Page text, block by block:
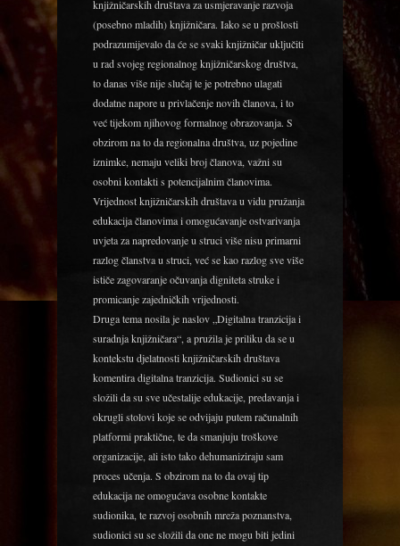
knjižničarskih društava za usmjeravanje razvoja
(posebno mladih) knjižničara. Iako se u prošlosti
podrazumijevalo da će se svaki knjižničar uključiti
u rad svojeg regionalnog knjižničarskog društva,
to danas više nije slučaj te je potrebno ulagati
dodatne napore u privlačenje novih članova, i to
već tijekom njihovog formalnog obrazovanja. S
obzirom na to da regionalna društva, uz pojedine
iznimke, nemaju veliki broj članova, važni su
osobni kontakti s potencijalnim članovima.
Vrijednost knjižničarskih društava u vidu pružanja
edukacija članovima i omogućavanje ostvarivanja
uvjeta za napredovanje u struci više nisu primarni
razlog članstva u struci, već se kao razlog sve više
ističe zagovaranje očuvanja digniteta struke i
promicanje zajedničkih vrijednosti.
Druga tema nosila je naslov „Digitalna tranzicija i
suradnja knjižničara“, a pružila je priliku da se u
kontekstu djelatnosti knjižničarskih društava
komentira digitalna tranzicija. Sudionici su se
složili da su sve učestalije edukacije, predavanja i
okrugli stolovi koje se odvijaju putem računalnih
platformi praktične, te da smanjuju troškove
organizacije, ali isto tako dehumaniziraju sam
proces učenja. S obzirom na to da ovaj tip
edukacija ne omogućava osobne kontakte
sudionika, te razvoj osobnih mreža poznanstva,
sudionici su se složili da one ne mogu biti jedini